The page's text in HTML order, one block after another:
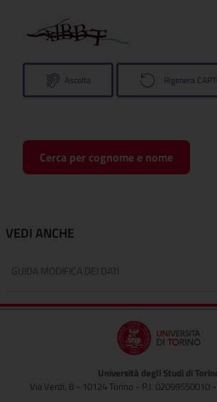
Ascolta Rigenera
Cerca per cognome e nome
VEDI ANCHE
GUIDA MODIFICA DEI DATI
Università degli Studi di
Via Verdi, 8 - 10124 Torino - P.I. 02099550010